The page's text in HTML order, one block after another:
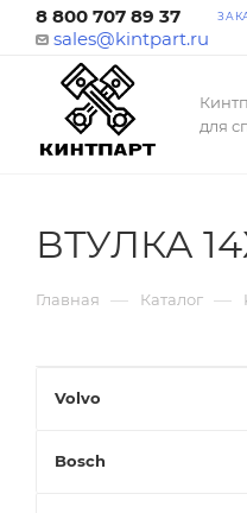
8 800 707 89 37
sales@kintpart.ru
для
ВТУЛКА
Главная — Каталог —
Volvo
Bosch